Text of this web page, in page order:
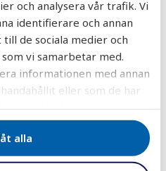
och analysera vår trafik. Vi
identifierare och annan
de sociala medier och
vi samarbetar med.
informationen med annan
eller som de har
alla